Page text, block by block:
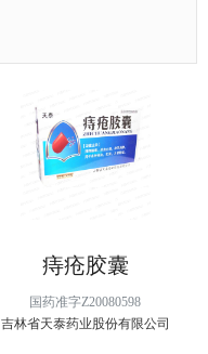
痔疮胶囊
国药准字Z20080598
吉林省天泰药业股份有限公司